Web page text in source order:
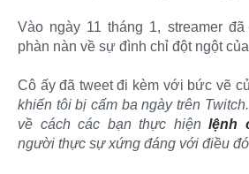
Vào ngày 11 tháng 1, streamer
phàn nàn về sự đình chỉ đột ngột
Cô ấy đã tweet đi kèm với bức vẽ
khiến tôi bị cấm ba ngày trên
về cách các bạn thực hiện lệnh
người thực sự xứng đáng với điều